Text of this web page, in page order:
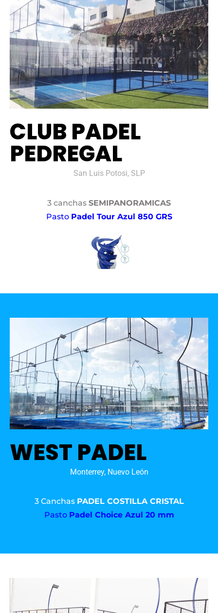
CLUB PADEL
PEDREGAL
San Luis Potosi, SLP
3 canchas SEMIPANORAMICAS
Pasto Padel Tour Azul 850 GRS
WEST PADEL
Monterrey, Nuevo León
3 Canchas PADEL COSTILLA CRISTAL
Pasto Padel Choice Azul 20 mm